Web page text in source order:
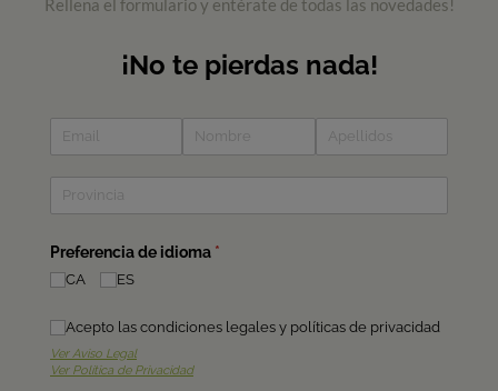
Rellena el formulario y entérate de todas las novedades!